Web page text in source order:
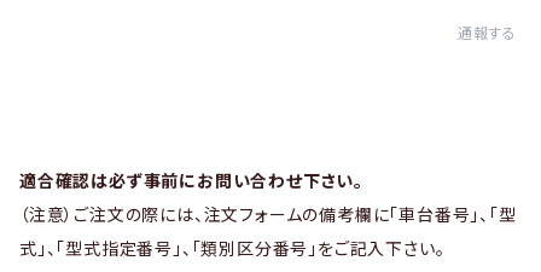
通報する
適合確認は必ず事前にお問い合わせ下さい。
（注意）ご注文の際には、注文フォームの備考欄に「車台番号」、「型
式」、「型式指定番号」、「類別区分番号」をご記入下さい。